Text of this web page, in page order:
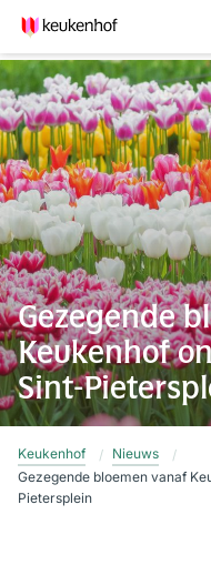
Home
Veelgestelde vragen
Contact
Gezegende
Keukenhof
Sint-
Keukenhof
Nieuws
Gezegende bloemen vanaf
Pietersplein